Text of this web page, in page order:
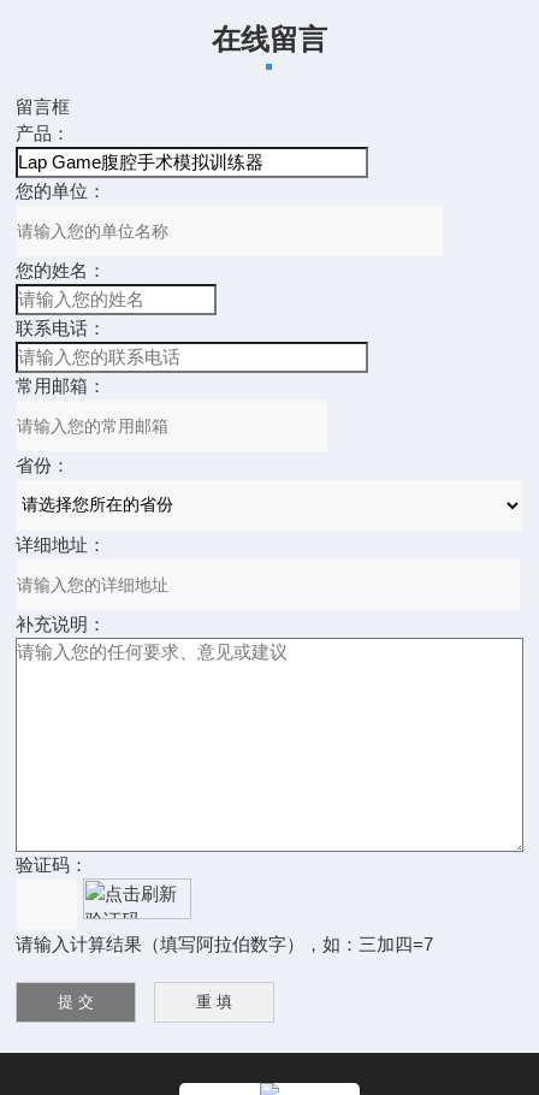
在线留言
留言框
产品：
您的单位：
您的姓名：
联系电话：
常用邮箱：
省份：
详细地址：
补充说明：
验证码：
请输入计算结果（填写阿拉伯数字），如：三加四=7